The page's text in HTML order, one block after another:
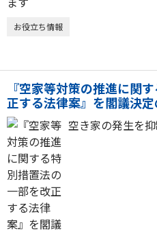
お役立ち情報
『空家等対策の推進に関
正する法律案』を閣議決
空き家の発生を